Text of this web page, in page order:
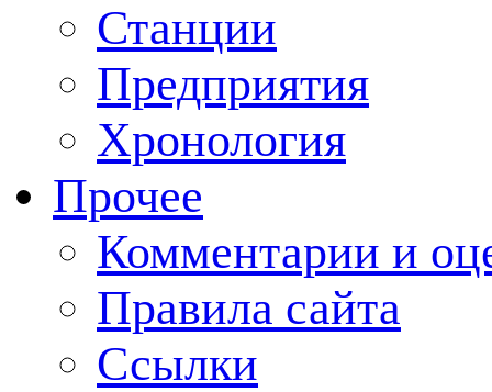
Станции
Предприятия
Хронология
Прочее
Комментарии и
Правила сайта
Ссылки